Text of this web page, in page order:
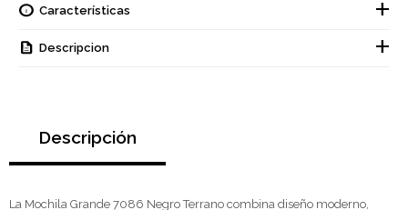
Características
Descripcion
Descripción
La Mochila Grande 7086 Negro Terrano combina diseño moderno,